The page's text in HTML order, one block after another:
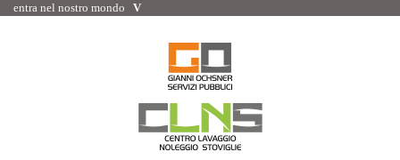
entra nel nostro mondo V